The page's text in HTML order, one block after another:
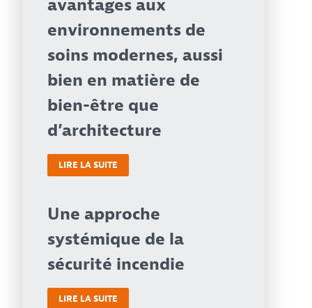
avantages aux
environnements de
soins modernes, aussi
bien en matière de
bien-être que
d’architecture
LIRE LA SUITE
Une approche
systémique de la
sécurité incendie
LIRE LA SUITE